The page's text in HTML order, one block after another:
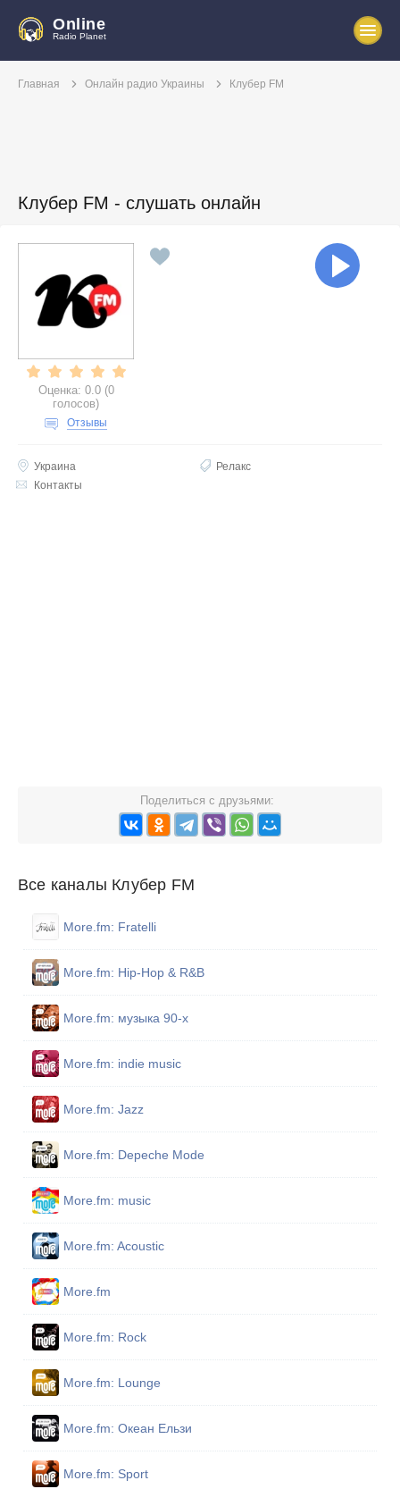
Online
Radio Planet
Главная Онлайн радио Украины Клубер FM
Клубер FM - слушать онлайн
Оценка: 0.0 (0
голосов)
Отзывы
Украина
Релакс
Контакты
Поделиться с друзьями:
Все каналы Клубер FM
More.fm: Fratelli
More.fm: Hip-Hop & R&B
More.fm: музыка 90-х
More.fm: indie music
More.fm: Jazz
More.fm: Depeche Mode
More.fm: music
More.fm: Acoustic
More.fm
More.fm: Rock
More.fm: Lounge
More.fm: Океан Ельзи
More.fm: Sport